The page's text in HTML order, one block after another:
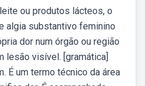
ou produtos lácteos, o
algia substantivo feminino
dor num órgão ou região
lesão visível. [gramática]
É um termo técnico da área